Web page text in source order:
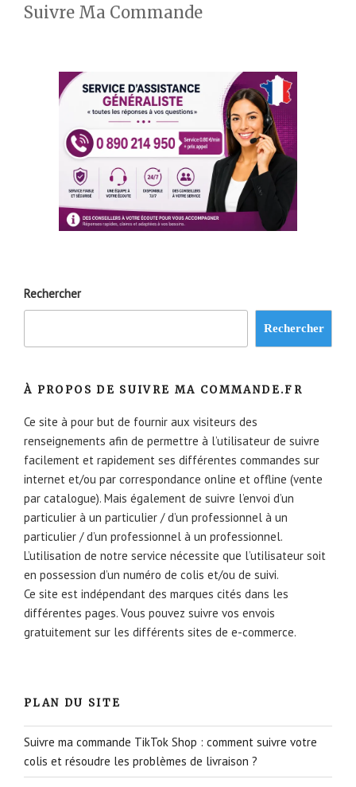
Suivre Ma Commande
Rechercher
Rechercher
À PROPOS DE SUIVRE MA COMMANDE.FR
Ce site à pour but de fournir aux visiteurs des
renseignements afin de permettre à l’utilisateur de suivre
facilement et rapidement ses différentes commandes sur
internet et/ou par correspondance online et offline (vente
par catalogue). Mais également de suivre l’envoi d’un
particulier à un particulier / d’un professionnel à un
particulier / d’un professionnel à un professionnel.
L’utilisation de notre service nécessite que l’utilisateur soit
en possession d’un numéro de colis et/ou de suivi.
Ce site est indépendant des marques cités dans les
différentes pages. Vous pouvez suivre vos envois
gratuitement sur les différents sites de e-commerce.
PLAN DU SITE
Suivre ma commande TikTok Shop : comment suivre votre
colis et résoudre les problèmes de livraison ?